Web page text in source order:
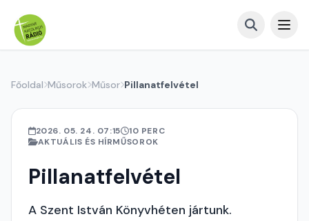
Főoldal Műsorok Műsor Pillanatfelvétel
2026. 05. 24. 07:15
10 PERC
AKTUÁLIS ÉS HÍRMŰSOROK
Pillanatfelvétel
A Szent István Könyvhéten jártunk.